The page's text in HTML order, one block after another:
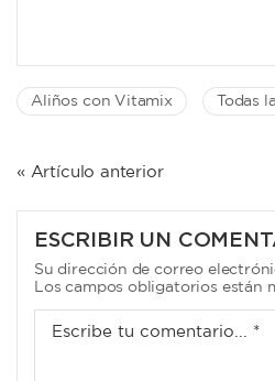
Aliños con Vitamix Todas
NAVEGACIÓN
ENTRADAS
« Artículo anterior
ESCRIBIR UN
Su dirección de correo
Los campos obligatorios están